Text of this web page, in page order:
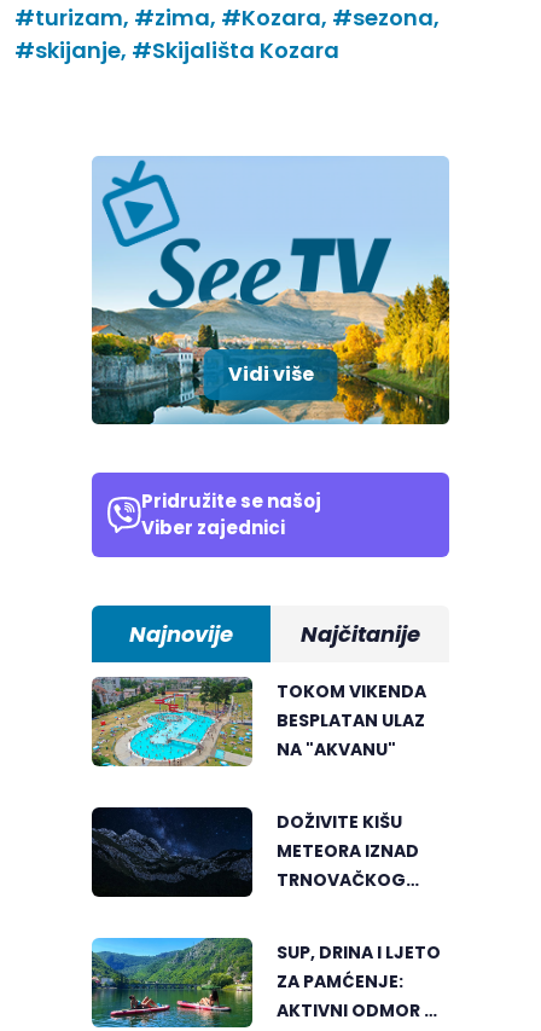
#turizam, #zima, #Kozara, #sezona,
#skijanje, #Skijališta Kozara
Vidi više
Pridružite se našoj
Viber zajednici
Najnovije Najčitanije
TOKOM VIKENDA
BESPLATAN ULAZ
NA "AKVANU"
DOŽIVITE KIŠU
METEORA IZNAD
TRNOVAČKOG
SUP, DRINA I LJETO
ZA PAMĆENJE:
AKTIVNI ODMOR U